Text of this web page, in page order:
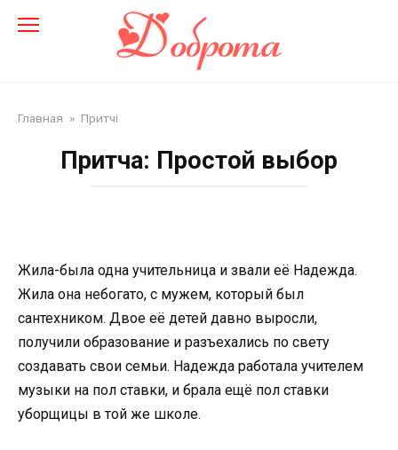
Главная » Притчі
Притча: Простой выбор
Жила-была одна учительница и звали её Надежда.
Жила она небогато, с мужем, который был
сантехником. Двое её детей давно выросли,
получили образование и разъехались по свету
создавать свои семьи. Надежда работала учителем
музыки на пол ставки, и брала ещё пол ставки
уборщицы в той же школе.